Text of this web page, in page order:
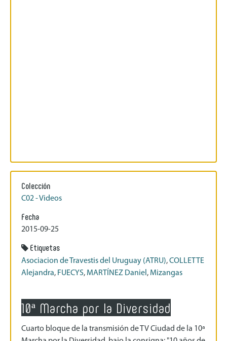
Colección
C02 - Videos
Fecha
2015-09-25
Etiquetas
Asociacion de Travestis del Uruguay (ATRU),COLLETTE
Alejandra, FUECYS, MARTÍNEZ Daniel , Mizangas
10ª Marcha por la Diversidad
Cuarto bloque de la transmisión de TV Ciudad de la 10ª